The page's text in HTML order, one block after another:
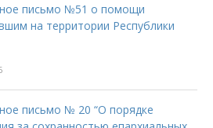
письмо №51 о помощи
на территории Республики
письмо № 20 “О порядке